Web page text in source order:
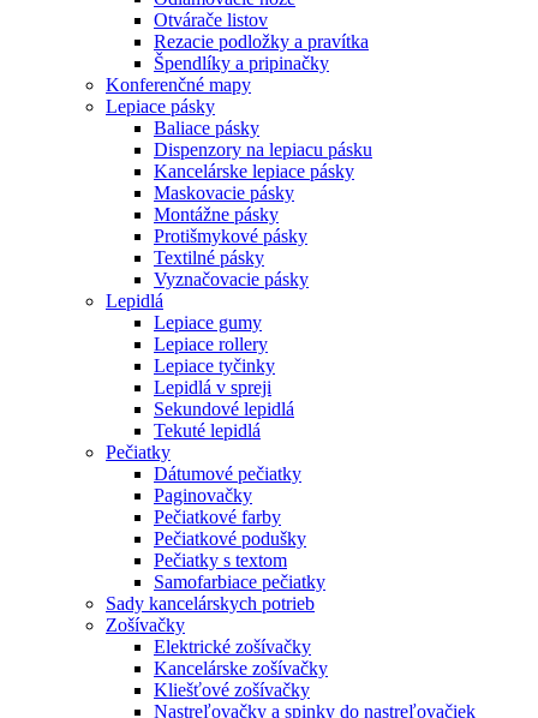
Otvárače listov
Rezacie podložky a pravítka
Špendlíky a pripinačky
Konferenčné mapy
Lepiace pásky
Baliace pásky
Dispenzory na lepiacu pásku
Kancelárske lepiace pásky
Maskovacie pásky
Montážne pásky
Protišmykové pásky
Textilné pásky
Vyznačovacie pásky
Lepidlá
Lepiace gumy
Lepiace rollery
Lepiace tyčinky
Lepidlá v spreji
Sekundové lepidlá
Tekuté lepidlá
Pečiatky
Dátumové pečiatky
Paginovačky
Pečiatkové farby
Pečiatkové podušky
Pečiatky s textom
Samofarbiace pečiatky
Sady kancelárskych potrieb
Zošívačky
Elektrické zošívačky
Kancelárske zošívačky
Kliešťové zošívačky
Nastreľovačky a spinky do nastreľovačiek